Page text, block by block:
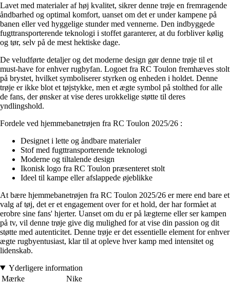
Lavet med materialer af høj kvalitet, sikrer denne trøje en fremragende
åndbarhed og optimal komfort, uanset om det er under kampene på
banen eller ved hyggelige stunder med vennerne. Den indbyggede
fugttransporterende teknologi i stoffet garanterer, at du forbliver kølig
og tør, selv på de mest hektiske dage.
De veludførte detaljer og det moderne design gør denne trøje til et
must-have for enhver rugbyfan. Logoet fra RC Toulon fremhæves stolt
på brystet, hvilket symboliserer styrken og enheden i holdet. Denne
trøje er ikke blot et tøjstykke, men et ægte symbol på stolthed for alle
de fans, der ønsker at vise deres urokkelige støtte til deres
yndlingshold.
Fordele ved hjemmebanetrøjen fra RC Toulon 2025/26 :
Designet i lette og åndbare materialer
Stof med fugttransporterende teknologi
Moderne og tiltalende design
Ikonisk logo fra RC Toulon præsenteret stolt
Ideel til kampe eller afslappede øjeblikke
At bære hjemmebanetrøjen fra RC Toulon 2025/26 er mere end bare et
valg af tøj, det er et engagement over for et hold, der har formået at
erobre sine fans' hjerter. Uanset om du er på lægterne eller ser kampen
på tv, vil denne trøje give dig mulighed for at vise din passion og dit
støtte med autenticitet. Denne trøje er det essentielle element for enhver
ægte rugbyentusiast, klar til at opleve hver kamp med intensitet og
lidenskab.
Yderligere information
Mærke
Nike